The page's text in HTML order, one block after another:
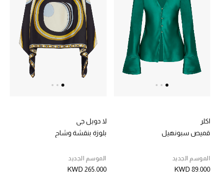
هدايا للنساء
ركن الفخامة
جميع الملابس النسائية
جميع الأحذية النسائية
جميع الإكسسورات النسائية
اكلر
قميص سبونهيل
الموسم الجديد
KWD 89.000
لا دوبل جي
بلوزة بنقشة وشاح
الموسم الجديد
KWD 265.000